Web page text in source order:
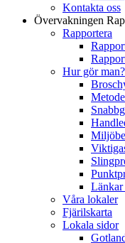
Kontakta oss
Övervakningen
Rapportera
Hur gör man?
Våra lokaler
Fjärilskarta
Lokala sidor